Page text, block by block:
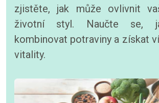
zjistěte, jak může ovlivnit
životní styl. Naučte se,
kombinovat potraviny a získat
vitality.